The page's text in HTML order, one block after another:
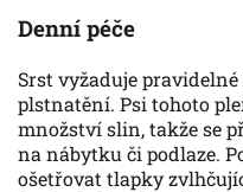
Denní péče
Srst vyžaduje
plstnatění. Psi tohoto
množství slin, takže se
na nábytku či podlaze.
ošetřovat tlapky